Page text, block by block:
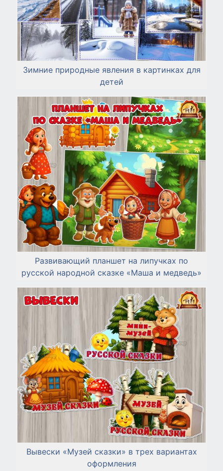
Зимние природные явления в картинках для
детей
Развивающий планшет на липучках по
русской народной сказке «Маша и медведь»
Вывески «Музей сказки» в трех вариантах
оформления